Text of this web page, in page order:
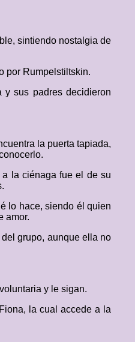
sintiendo nostalgia de
por Rumpelstiltskin.
y sus padres decidieron
la puerta tapiada,
la ciénaga fue el de su
lo hace, siendo él quien
amor.
grupo, aunque ella no
y le sigan.
la cual accede a la